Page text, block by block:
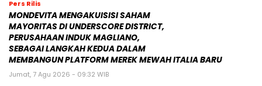
Pers Rilis
MONDEVITA MENGAKUISISI SAHAM
MAYORITAS DI UNDERSCORE DISTRICT,
PERUSAHAAN INDUK MAGLIANO,
SEBAGAI LANGKAH KEDUA DALAM
MEMBANGUN PLATFORM MEREK MEWAH ITALIA BARU
Jumat, 7 Agu 2026 - 09:32 WIB